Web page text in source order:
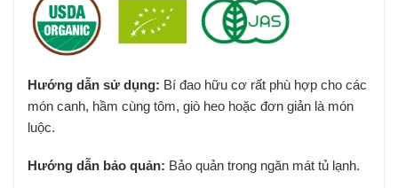
Hướng dẫn sử dụng: Bí đao hữu cơ rất phù hợp cho các
món canh, hầm cùng tôm, giò heo hoặc đơn giản là món
luộc.
Hướng dẫn bảo quản: Bảo quản trong ngăn mát tủ lạnh.